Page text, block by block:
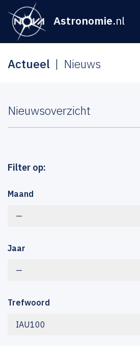
Astronomie.nl
Actueel Nieuws
Nieuwsoverzicht
Filter op:
Maand
—
Jaar
—
Trefwoord
IAU100